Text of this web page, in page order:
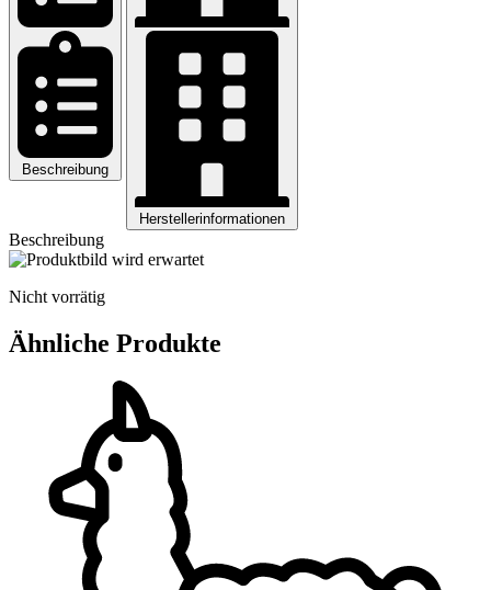
Beschreibung
Herstellerinformationen
Beschreibung
Nicht vorrätig
Ähnliche Produkte